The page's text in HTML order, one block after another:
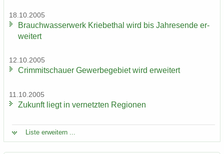
18.10.2005
Brauch­was­ser­werk Krie­be­thal wird bis Jah­res­en­de er­
wei­tert
12.10.2005
Crim­mit­schau­er Ge­wer­be­ge­biet wird er­wei­tert
11.10.2005
Zu­kunft liegt in ver­netz­ten Re­gio­nen
Liste er­wei­tern ...